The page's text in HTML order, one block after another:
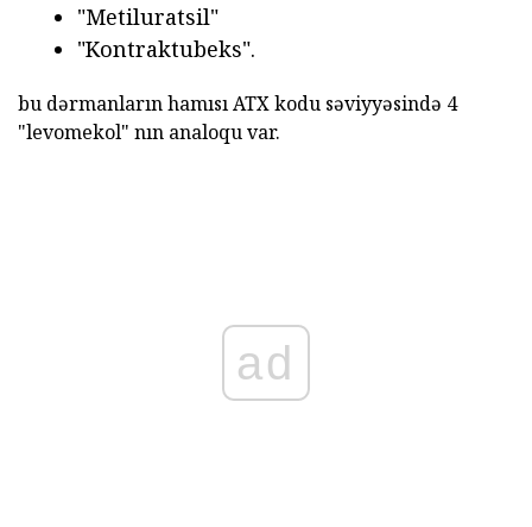
"Metiluratsil"
"Kontraktubeks".
bu dərmanların hamısı ATX kodu səviyyəsində 4
"levomekol" nın analoqu var.
ad